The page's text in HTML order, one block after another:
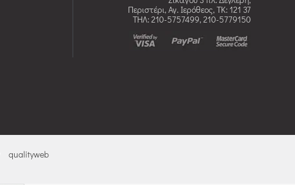
Περιστέρι, Αγ. Ιερόθεος, TK: 121 37
ΤΗΛ: 210-5757499, 210-5779150
qualityweb